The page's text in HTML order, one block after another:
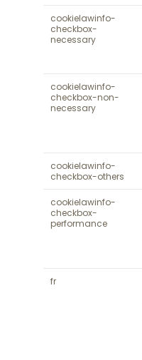
cookielawinfo-
checkbox-
necessary
cookielawinfo-
checkbox-non-
necessary
cookielawinfo-
checkbox-others
cookielawinfo-
checkbox-
performance
fr